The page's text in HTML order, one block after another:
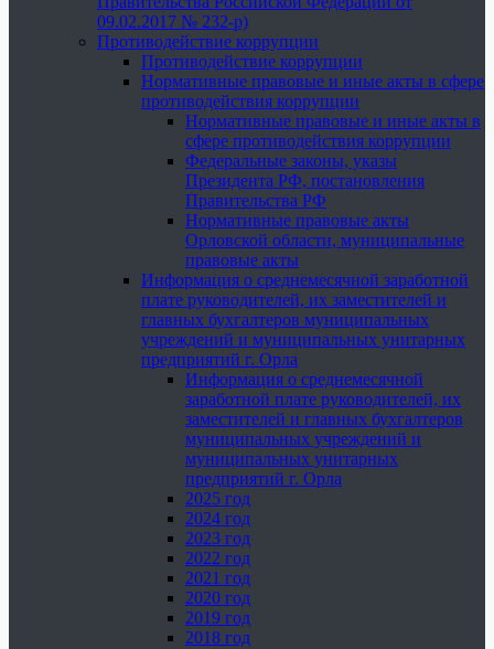
09.02.2017 № 232-р)
Противодействие коррупции
Противодействие коррупции
Нормативные правовые и иные акты в сфере
противодействия коррупции
Нормативные правовые и иные акты в
сфере противодействия коррупции
Федеральные законы, указы
Президента РФ, постановления
Правительства РФ
Нормативные правовые акты
Орловской области, муниципальные
правовые акты
Информация о среднемесячной заработной
плате руководителей, их заместителей и
главных бухгалтеров муниципальных
учреждений и муниципальных унитарных
предприятий г. Орла
Информация о среднемесячной
заработной плате руководителей, их
заместителей и главных бухгалтеров
муниципальных учреждений и
муниципальных унитарных
предприятий г. Орла
2025 год
2024 год
2023 год
2022 год
2021 год
2020 год
2019 год
2018 год